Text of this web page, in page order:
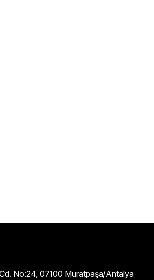
Cd. No:24, 07100 Muratpaşa/Antalya